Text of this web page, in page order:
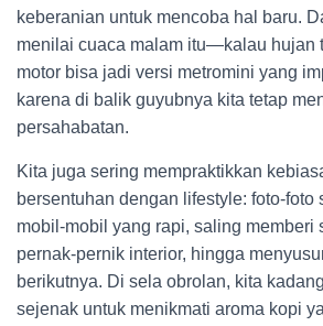
keberanian untuk mencoba hal baru.
menilai cuaca malam itu—kalau hujan
motor bisa jadi versi metromini yang
karena di balik guyubnya kita tetap
persahabatan.
Kita juga sering mempraktikkan
bersentuhan dengan lifestyle: foto-foto
mobil-mobil yang rapi, saling memberi
pernak-pernik interior, hingga
berikutnya. Di sela obrolan, kita
sejenak untuk menikmati aroma kopi